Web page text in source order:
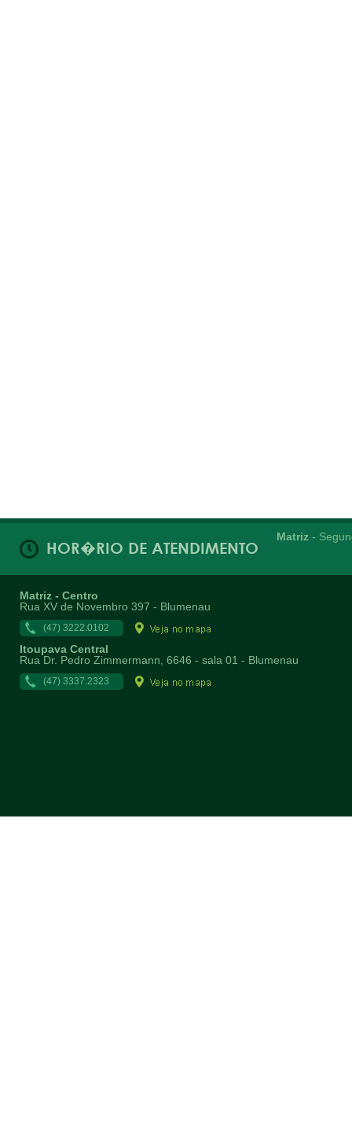
HOR�RIO DE ATENDIMENTO
Matriz -
Matriz - Centro
Rua XV de Novembro 397 - Blumenau
(47) 3222.0102
Itoupava Central
Rua Dr. Pedro Zimmermann, 6646 - sala 01 - Blumenau
(47) 3337.2323